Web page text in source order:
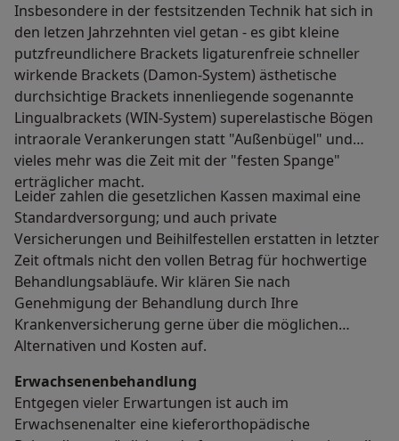
Insbesondere in der festsitzenden Technik hat sich in
den letzen Jahrzehnten viel getan - es gibt kleine
putzfreundlichere Brackets ligaturenfreie schneller
wirkende Brackets (Damon-System) ästhetische
durchsichtige Brackets innenliegende sogenannte
Lingualbrackets (WIN-System) superelastische Bögen
intraorale Verankerungen statt "Außenbügel" und
vieles mehr was die Zeit mit der "festen Spange"
erträglicher macht.
Leider zahlen die gesetzlichen Kassen maximal eine
Standardversorgung; und auch private
Versicherungen und Beihilfestellen erstatten in letzter
Zeit oftmals nicht den vollen Betrag für hochwertige
Behandlungsabläufe. Wir klären Sie nach
Genehmigung der Behandlung durch Ihre
Krankenversicherung gerne über die möglichen
Alternativen und Kosten auf.
Erwachsenenbehandlung
Entgegen vieler Erwartungen ist auch im
Erwachsenenalter eine kieferorthopädische